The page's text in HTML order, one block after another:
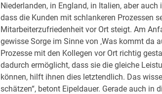
Niederlanden, in England, in Italien, aber auch
dass die Kunden mit schlankeren Prozessen
Mitarbeiterzufriedenheit vor Ort steigt. Am
gewisse Sorge im Sinne von ‚Was kommt da
Prozesse mit den Kollegen vor Ort richtig
dadurch ermöglicht, dass sie die gleiche
können, hilft ihnen dies letztendlich. Das
schätzen“, betont Eipeldauer. Gerade auch in